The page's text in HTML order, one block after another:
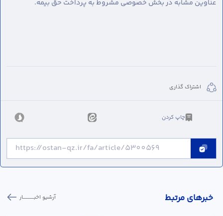
عناوین مشابه در بخش خصوصی مشروط به پرداخت حق بیمه.
اشتراک گذاری
چاپ کردن
خبر‌های مرتبط آرشیو اخبـــــــــــار